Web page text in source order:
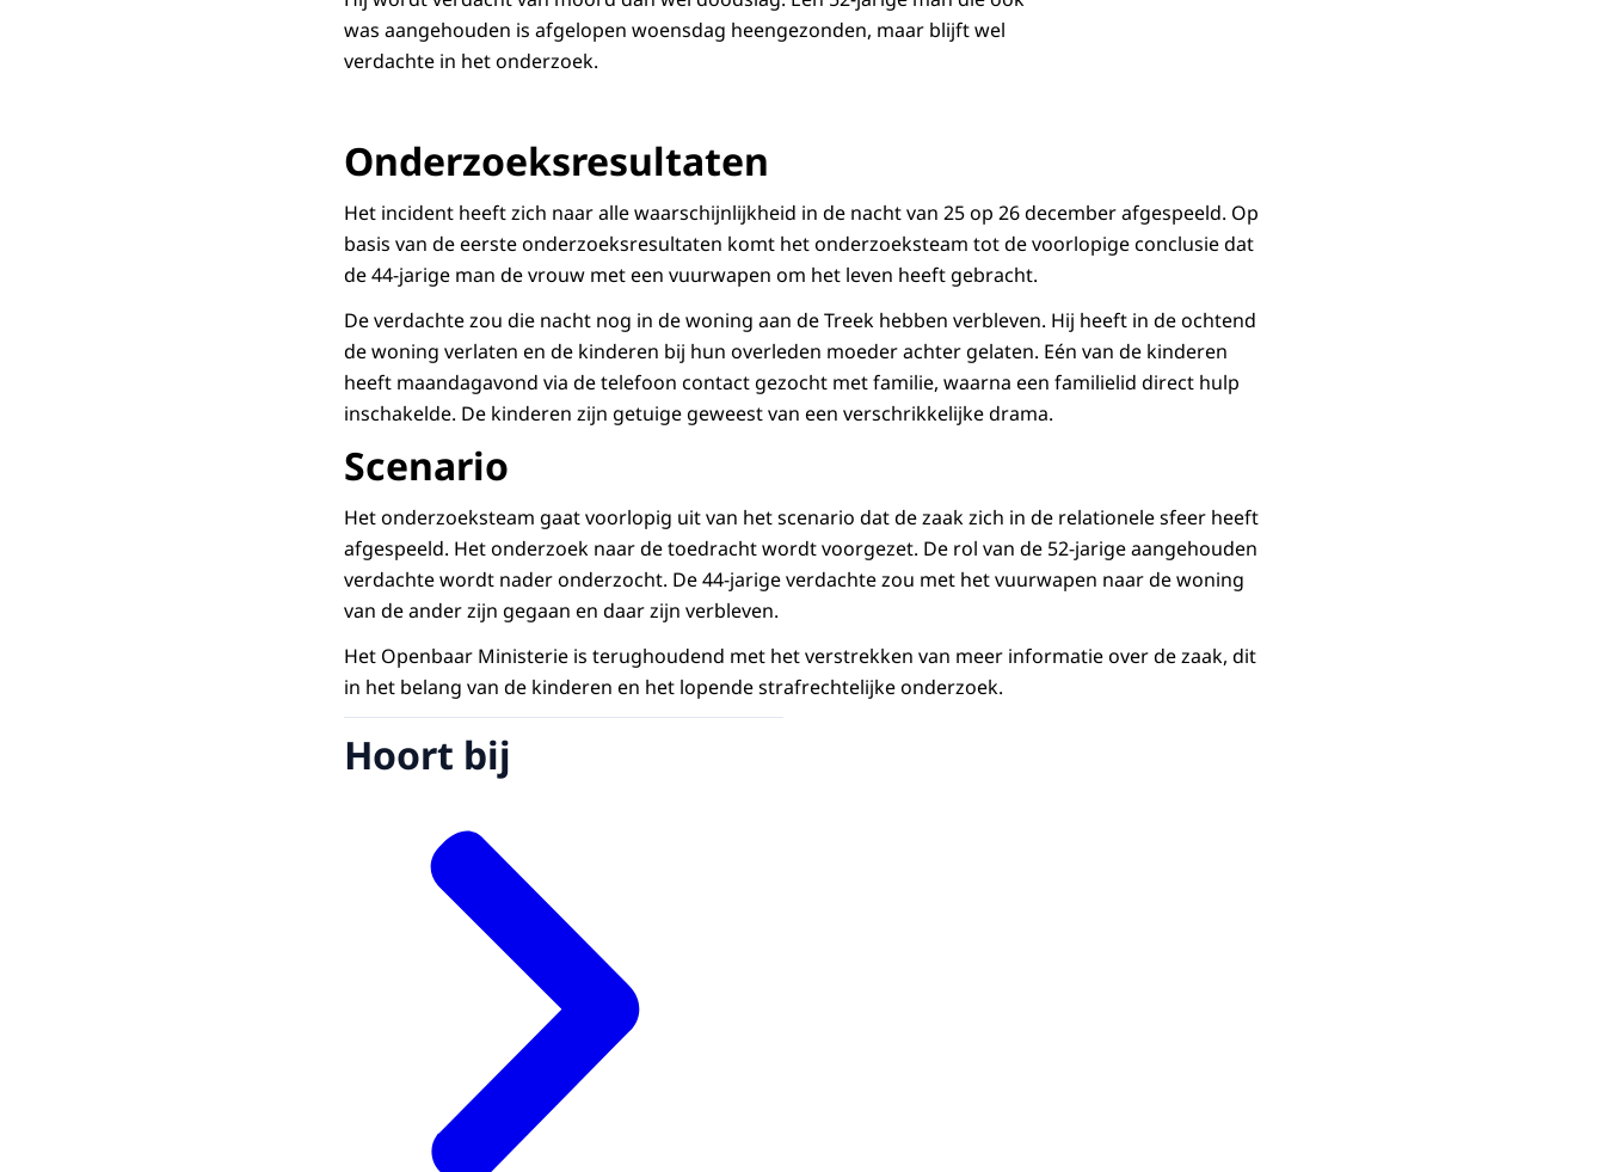
was aangehouden is afgelopen woensdag heengezonden, maar blijft wel
verdachte in het onderzoek.
Onderzoeksresultaten
Het incident heeft zich naar alle waarschijnlijkheid in de nacht van 25 op 26 december afgespeeld. Op
basis van de eerste onderzoeksresultaten komt het onderzoeksteam tot de voorlopige conclusie dat
de 44-jarige man de vrouw met een vuurwapen om het leven heeft gebracht.
De verdachte zou die nacht nog in de woning aan de Treek hebben verbleven. Hij heeft in de ochtend
de woning verlaten en de kinderen bij hun overleden moeder achter gelaten. Eén van de kinderen
heeft maandagavond via de telefoon contact gezocht met familie, waarna een familielid direct hulp
inschakelde. De kinderen zijn getuige geweest van een verschrikkelijke drama.
Scenario
Het onderzoeksteam gaat voorlopig uit van het scenario dat de zaak zich in de relationele sfeer heeft
afgespeeld. Het onderzoek naar de toedracht wordt voorgezet. De rol van de 52-jarige aangehouden
verdachte wordt nader onderzocht. De 44-jarige verdachte zou met het vuurwapen naar de woning
van de ander zijn gegaan en daar zijn verbleven.
Het Openbaar Ministerie is terughoudend met het verstrekken van meer informatie over de zaak, dit
in het belang van de kinderen en het lopende strafrechtelijke onderzoek.
Hoort bij